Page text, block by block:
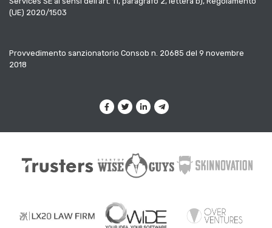
(UE) 2020/1503
Provvedimento sanzionatorio Consob n. 20685 del 9 novembre
2018